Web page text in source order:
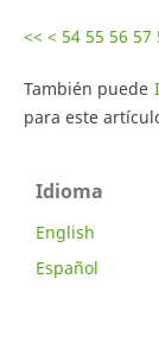
<< < 54 55 56 57
También puede
para este
Idioma
English
Español